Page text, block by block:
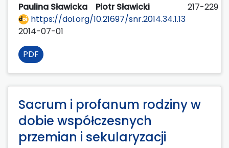
Paulina Sławicka Piotr Sławicki
217-229
https://doi.org/10.21697/snr.2014.34.1.13
2014-07-01
PDF
Sacrum i profanum rodziny w
dobie współczesnych
przemian i sekularyzacji